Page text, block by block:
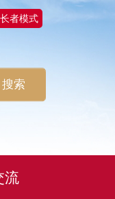
长者模式
搜索
流